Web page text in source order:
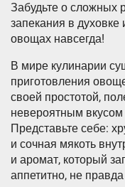
Забудьте о сложных
запекания в
овощах навсегда!
В мире кулинарии
приготовления
своей простотой,
невероятным вкусом
Представьте себе:
и сочная мякоть
и аромат, который
аппетитно, не